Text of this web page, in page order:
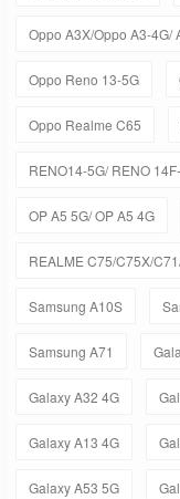
Oppo A3X/Oppo A3-4G/
Oppo Reno 13-5G
Oppo Realme C65
RENO14-5G/ RENO
OP A5 5G/ OP A5 4G
REALME C75/C75X/
Samsung A10S
Samsung A71
Galaxy A32 4G
Galaxy A13 4G
Galaxy A53 5G